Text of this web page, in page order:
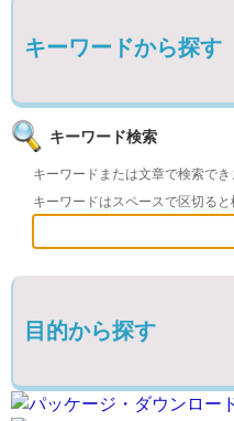
キーワードから探す
キーワード検索
キーワードまたは文章で検索で
キーワードはスペースで区切る
目的から探す